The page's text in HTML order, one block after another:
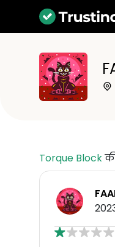
Torque Block